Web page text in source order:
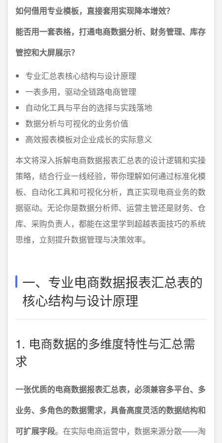
如何借用专业模板，直接套用实现降本增效？
能否用一套表格，打通电商数据分析、财务管理、库存
管控和大屏展示？
专业汇总表核心结构与设计原理
一表多用，驱动全链路电商管理
自动化工具与平台的选择与实践落地
数据分析与可视化的业务价值
高效报表模板对企业成长的实际意义
本文将深入拆解电商数据报表汇总表的设计逻辑和实操
策略，结合行业一线经验，带你理解如何通过标准化模
板、自动化工具和可视化分析，真正实现电商业务的数
据驱动。无论你是数据分析师、运营主管还是财务、仓
库、采购负责人，都能在这里学到超越表面技巧的系统
思维，立刻提升数据管理与决策效率。
一、专业电商数据报表汇总表的
核心结构与设计原理
1. 电商数据的多维度特性与汇总需
求
一张优质的电商数据报表汇总表，必须兼容多平台、多
业务、多角色的数据需求，具备高度灵活的数据结构和
可扩展字段。在实际电商运营中，数据来源分散——淘